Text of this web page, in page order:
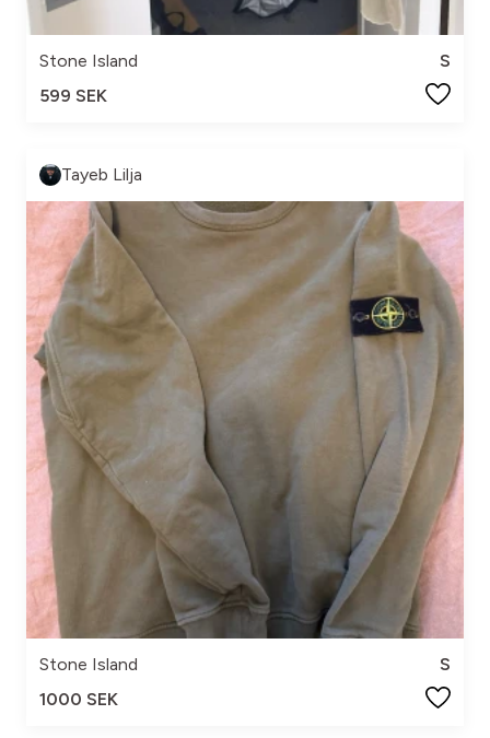
Stone Island
S
599 SEK
Tayeb Lilja
Stone Island
S
1000 SEK